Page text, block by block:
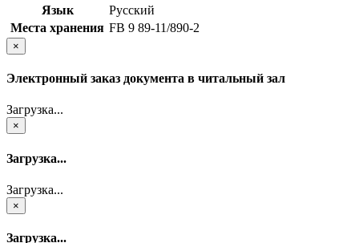
Язык
Русский
Места хранения FB 9 89-11/890-2
×
Электронный заказ документа в читальный зал
Загрузка...
×
Загрузка...
Загрузка...
×
Загрузка...